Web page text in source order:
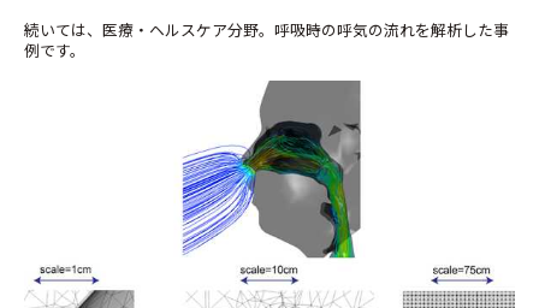
続いては、医療・ヘルスケア分野。呼吸時の呼気の流れを解析した事
例です。